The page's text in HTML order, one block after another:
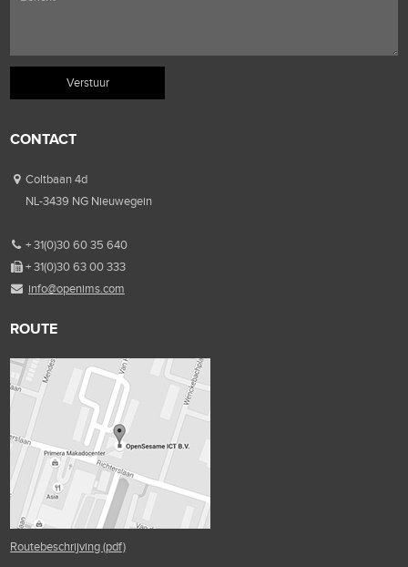
CONTACT
Coltbaan 4d
NL-3439 NG Nieuwegein
+ 31(0)30 60 35 640
+ 31(0)30 63 00 333
info@openims.com
ROUTE
Routebeschrijving (pdf)